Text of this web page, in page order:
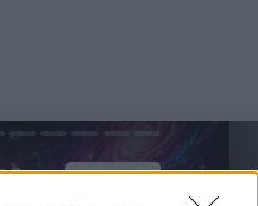
Ver perfil
Ver perfil